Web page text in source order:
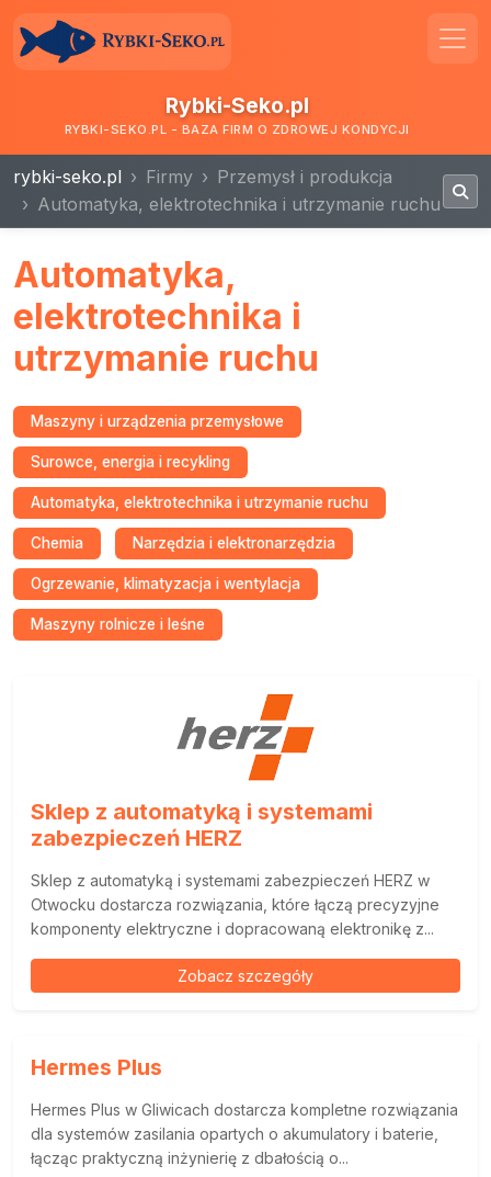
Rybki-Seko.pl
RYBKI-SEKO.PL - BAZA FIRM O ZDROWEJ KONDYCJI
rybki-seko.pl Firmy
Przemysł i produkcja
Automatyka, elektrotechnika i utrzymanie ruchu
Automatyka,
elektrotechnika i
utrzymanie ruchu
Maszyny i urządzenia przemysłowe
Surowce, energia i recykling
Automatyka, elektrotechnika i utrzymanie ruchu
Chemia Narzędzia i elektronarzędzia
Ogrzewanie, klimatyzacja i wentylacja
Maszyny rolnicze i leśne
Sklep z automatyką i systemami
zabezpieczeń HERZ
Sklep z automatyką i systemami zabezpieczeń HERZ w
Otwocku dostarcza rozwiązania, które łączą precyzyjne
komponenty elektryczne i dopracowaną elektronikę z...
Zobacz szczegóły
Hermes Plus
Hermes Plus w Gliwicach dostarcza kompletne rozwiązania
dla systemów zasilania opartych o akumulatory i baterie,
łącząc praktyczną inżynierię z dbałością o...